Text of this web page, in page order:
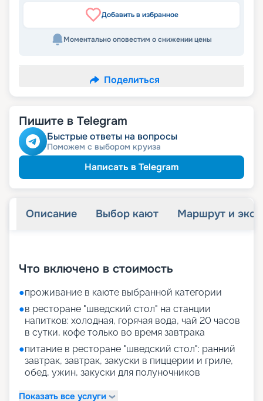
Добавить в избранное
Моментально оповестим о снижении цены
Поделиться
Пишите в Telegram
Быстрые ответы на вопросы
Поможем с выбором круиза
Написать в Telegram
Описание Выбор кают Маршрут и
Что включено в стоимость
●проживание в каюте выбранной категории
●в ресторане "шведский стол" на станции
напитков: холодная, горячая вода, чай 20 часов
в сутки, кофе только во время завтрака
●питание в ресторане "шведский стол": ранний
завтрак, завтрак, закуски в пиццерии и гриле,
обед, ужин, закуски для полуночников
Показать все услуги